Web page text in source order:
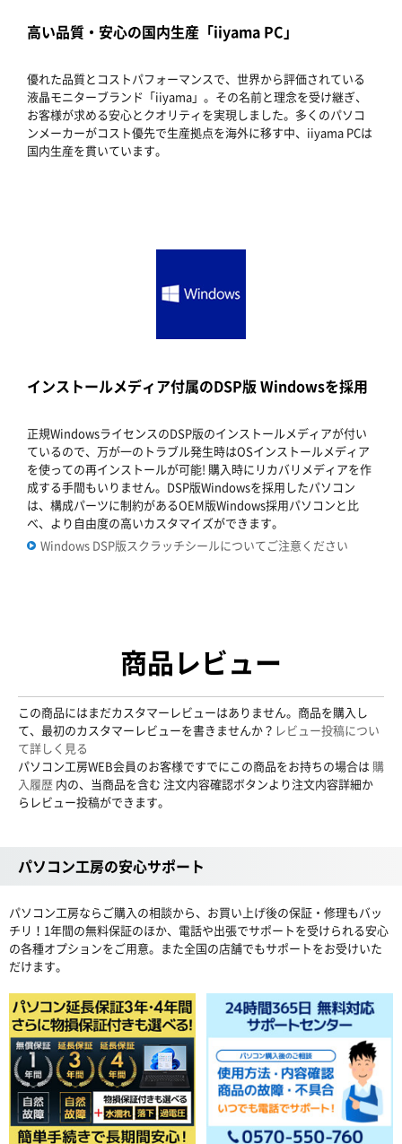
高い品質・安心の国内生産「iiyama PC」
優れた品質とコストパフォーマンスで、世界から評価されている
液晶モニターブランド「iiyama」。その名前と理念を受け継ぎ、
お客様が求める安心とクオリティを実現しました。多くのパソコ
ンメーカーがコスト優先で生産拠点を海外に移す中、iiyama PCは
国内生産を貫いています。
インストールメディア付属のDSP版 Windowsを採用
正規WindowsライセンスのDSP版のインストールメディアが付い
ているので、万が一のトラブル発生時はOSインストールメディア
を使っての再インストールが可能! 購入時にリカバリメディアを作
成する手間もいりません。DSP版Windowsを採用したパソコン
は、構成パーツに制約があるOEM版Windows採用パソコンと比
べ、より自由度の高いカスタマイズができます。
Windows DSP版スクラッチシールについてご注意ください
商品レビュー
この商品にはまだカスタマーレビューはありません。商品を購入し
て、最初のカスタマーレビューを書きませんか？ レビュー投稿につい
て詳しく見る
パソコン工房WEB会員のお客様ですでにこの商品をお持ちの場合は 購
入履歴 内の、当商品を含む 注文内容確認ボタンより注文内容詳細か
らレビュー投稿ができます。
パソコン工房の安心サポート
パソコン工房ならご購入の相談から、お買い上げ後の保証・修理もバッ
チリ！1年間の無料保証のほか、電話や出張でサポートを受けられる安心
の各種オプションをご用意。また全国の店舗でもサポートをお受けいた
だけます。